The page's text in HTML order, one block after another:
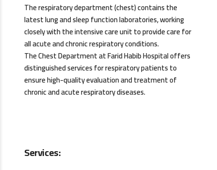
The respiratory department (chest) contains the
latest lung and sleep function laboratories, working
closely with the intensive care unit to provide care for
all acute and chronic respiratory conditions.
The Chest Department at Farid Habib Hospital offers
distinguished services for respiratory patients to
ensure high-quality evaluation and treatment of
chronic and acute respiratory diseases.
Services: